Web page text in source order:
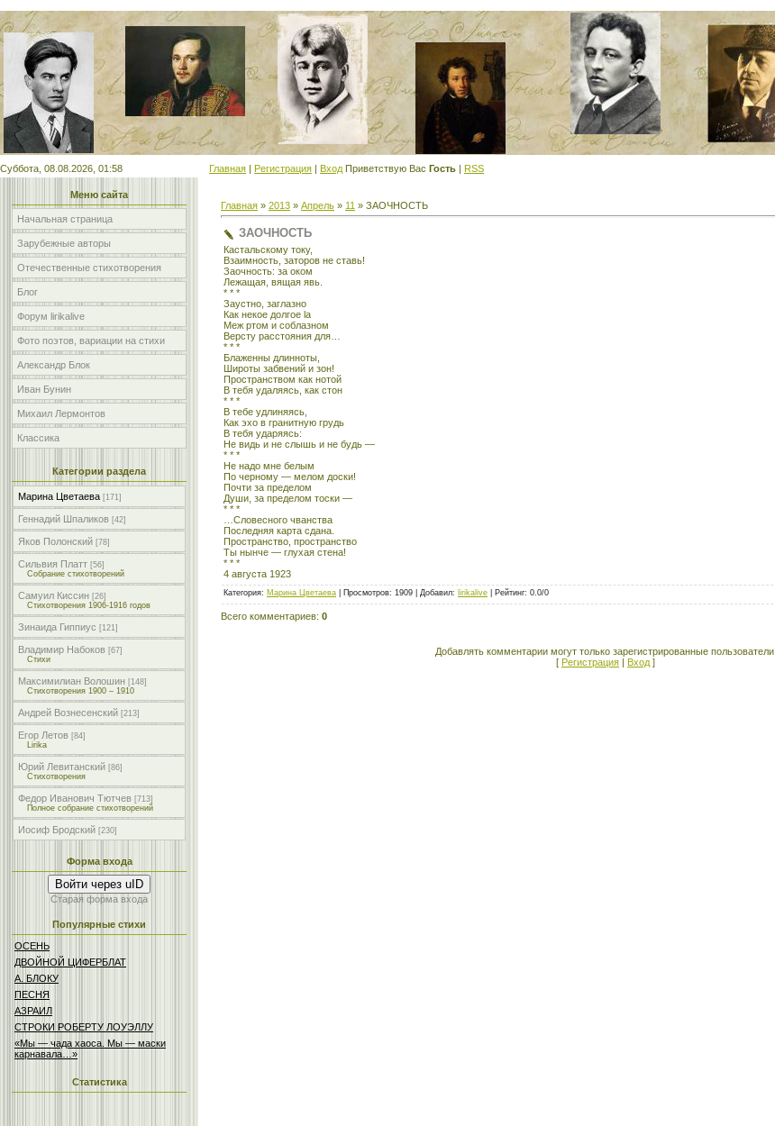
Суббота, 08.08.2026, 01:58 Главная | Регистрация | Вход Приветствую Вас Гость | RSS
Меню сайта
Начальная страница
Зарубежные авторы
Отечественные стихотворения
Блог
Форум lirikalive
Фото поэтов, вариации на стихи
Александр Блок
Иван Бунин
Михаил Лермонтов
Классика
Категории раздела
Марина Цветаева [171]
Геннадий Шпаликов [42]
Яков Полонский [78]
Сильвия Платт [56]
Собрание стихотворений
Самуил Киссин [26]
Стихотворения 1906-1916 годов
Зинаида Гиппиус [121]
Владимир Набоков [67]
Стихи
Максимилиан Волошин [148]
Стихотворения 1900 – 1910
Андрей Вознесенский [213]
Егор Летов [84]
Lirika
Юрий Левитанский [86]
Стихотворения
Федор Иванович Тютчев [713]
Полное собрание стихотворений
Иосиф Бродский [230]
Форма входа
Войти через uID
Старая форма входа
Популярные стихи
ОСЕНЬ
ДBОЙНОЙ ЦИФЕРБЛАТ
A. БЛОКУ
ПЕСНЯ
АЗРАИЛ
СТРОКИ РОБЕРТУ ЛОУЭЛЛУ
«Мы — чада хаоса. Мы — маски
карнавала…»
Статистика
Главная » 2013 » Апрель » 11 » ЗАОЧНОСТЬ
ЗАОЧНОСТЬ
Кастальскому току,
Взаимность, заторов не ставь!
Заочность: за оком
Лежащая, вящая явь.
* * *
Заустно, заглазно
Как некое долгое la
Меж ртом и соблазном
Версту расстояния для…
* * *
Блаженны длинноты,
Широты забвений и зон!
Пространством как нотой
В тебя удаляясь, как стон
* * *
В тебе удлиняясь,
Как эхо в гранитную грудь
В тебя ударяясь:
Не видь и не слышь и не будь —
* * *
Не надо мне белым
По черному — мелом доски!
Почти за пределом
Души, за пределом тоски —
* * *
…Словесного чванства
Последняя карта сдана.
Пространство, пространство
Ты нынче — глухая стена!
* * *
4 августа 1923
Категория: Марина Цветаева Просмотров: 1909 | Добавил: lirikalive Рейтинг: 0.0/0
Всего комментариев: 0
Добавлять комментарии могут только зарегистрированные пользователи.
[ Регистрация | Вход ]